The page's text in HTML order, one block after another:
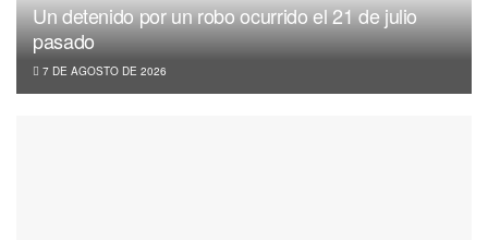
Un detenido por un robo ocurrido el 21 de julio
pasado
7 DE AGOSTO DE 2026